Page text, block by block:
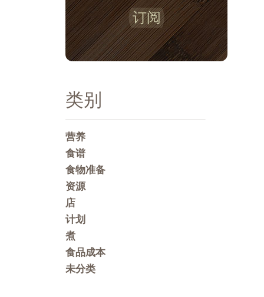
订阅
类别
营养
食谱
食物准备
资源
店
计划
煮
食品成本
未分类